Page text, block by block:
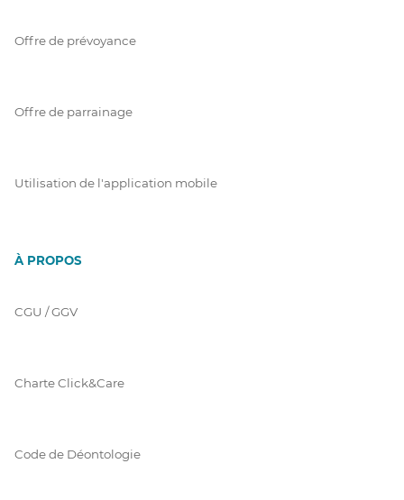
Offre de prévoyance
Offre de parrainage
Utilisation de l'application mobile
À PROPOS
CGU / GGV
Charte Click&Care
Code de Déontologie